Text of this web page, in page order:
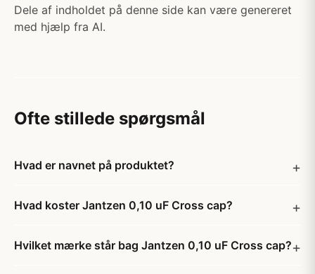
Dele af indholdet på denne side kan være genereret
med hjælp fra AI.
Ofte stillede spørgsmål
Hvad er navnet på produktet?
Hvad koster Jantzen 0,10 uF Cross cap?
Hvilket mærke står bag Jantzen 0,10 uF Cross cap?